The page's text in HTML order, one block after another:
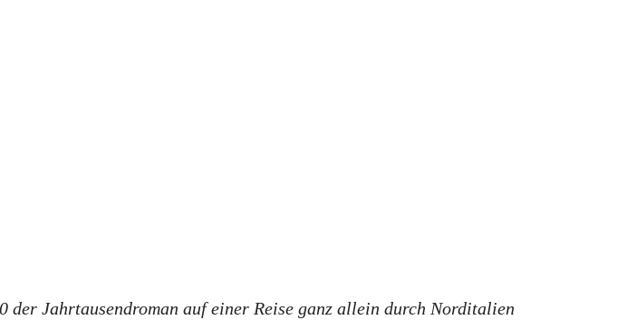
Jahrtausendroman auf einer Reise ganz allein durch Norditalien